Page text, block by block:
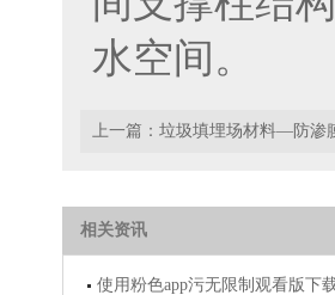
水空间。
上一篇： 垃圾填埋场材料—防渗
相关资讯
使用粉色app污无限制观看版下